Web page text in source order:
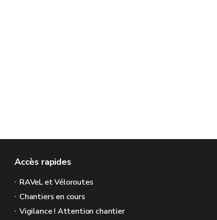
Accès rapides
RAVeL et Véloroutes
Chantiers en cours
Vigilance ! Attention chantier